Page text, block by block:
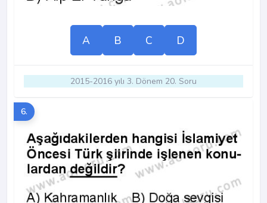
A B C D
2015-2016 yılı 3. Dönem 20. Soru
6.